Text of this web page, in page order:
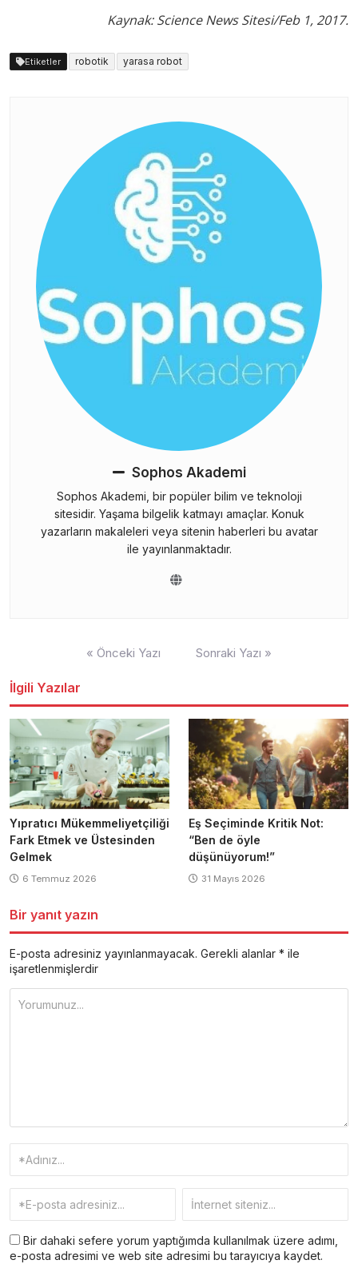
Kaynak: Science News Sitesi/Feb 1, 2017.
Etiketler robotik yarasa robot
Sophos Akademi
Sophos Akademi, bir popüler bilim ve teknoloji
sitesidir. Yaşama bilgelik katmayı amaçlar. Konuk
yazarların makaleleri veya sitenin haberleri bu avatar
ile yayınlanmaktadır.
« Önceki Yazı Sonraki Yazı »
İlgili Yazılar
Yıpratıcı Mükemmeliyetçiliği
Fark Etmek ve Üstesinden
Gelmek
6 Temmuz 2026
Eş Seçiminde Kritik Not:
“Ben de öyle
düşünüyorum!”
31 Mayıs 2026
Bir yanıt yazın
E-posta adresiniz yayınlanmayacak. Gerekli alanlar * ile
işaretlenmişlerdir
Bir dahaki sefere yorum yaptığımda kullanılmak üzere adımı,
e-posta adresimi ve web site adresimi bu tarayıcıya kaydet.